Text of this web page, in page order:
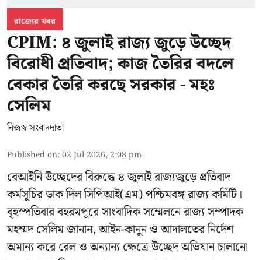
রাজ্যের খবর
CPIM: ৪ জুলাই রাজ্য জুড়ে উচ্ছেদ
বিরোধী প্রতিবাদ; কাজ তৈরির বদলে
বেকার তৈরি করছে সরকার - মহঃ
সেলিম
নিজস্ব সংবাদদাতা
Published on:02 Jul 2026, 2:08 pm
বেআইনি উচ্ছেদের বিরুদ্ধে ৪ জুলাই রাজ্যজুড়ে প্রতিবাদ
কর্মসূচির ডাক দিল সিপিআই(এম) পশ্চিমবঙ্গ রাজ্য কমিটি।
বৃহস্পতিবার বহরমপুরে সাংবাদিক সম্মেলনে রাজ্য সম্পাদক
মহম্মদ সেলিম জানান, আইন-কানুন ও আদালতের নির্দেশ
অমান্য করে রেল ও অন্যান্য ক্ষেত্রে উচ্ছেদ অভিযান চালানো